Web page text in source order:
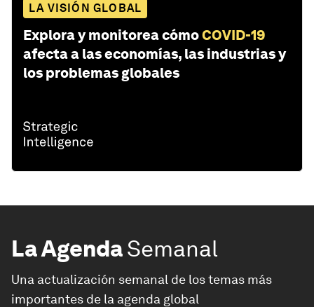
LA VISIÓN GLOBAL
Explora y monitorea cómoCOVID-19
afecta a las economías, las industrias y
los problemas globales
La AgendaSemanal
Una actualización semanal de los temas más
importantes de la agenda global